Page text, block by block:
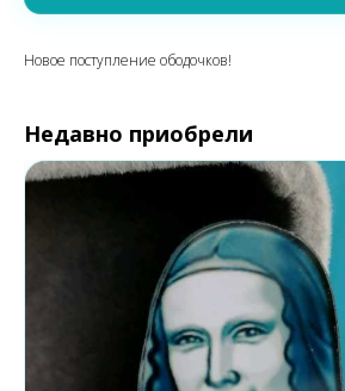
Новое поступление ободочков!
Недавно приобрели